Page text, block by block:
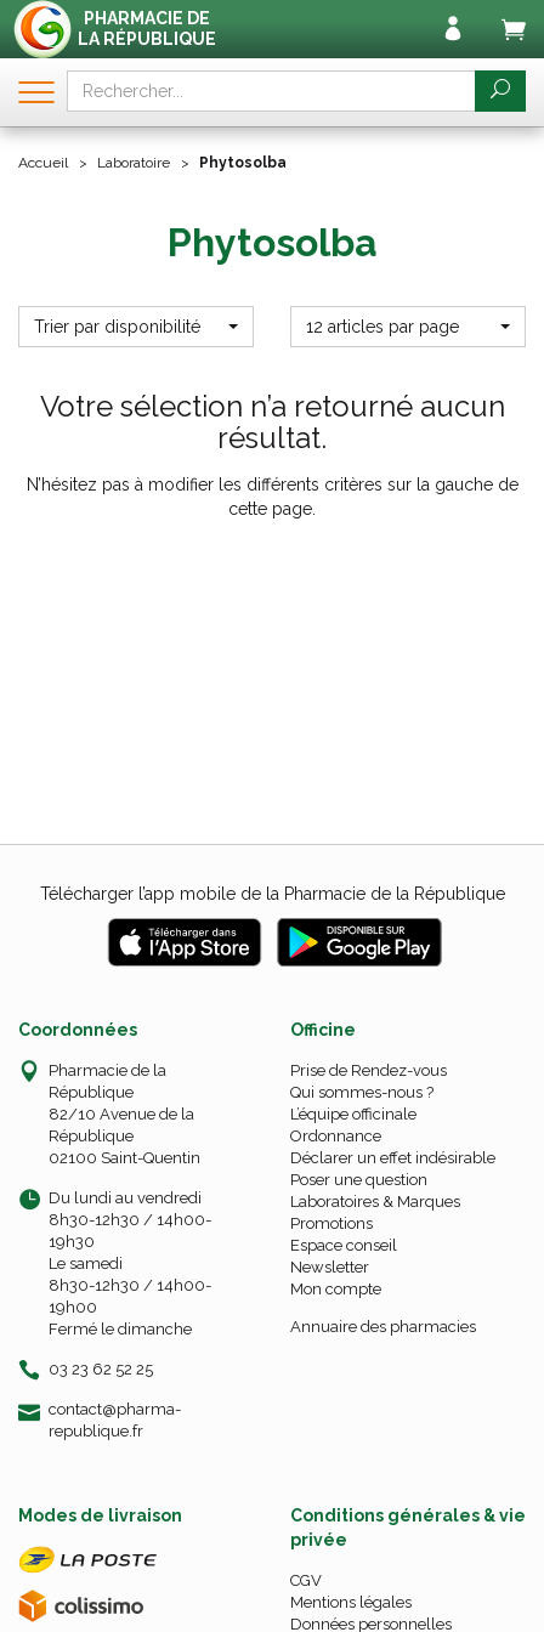
PHARMACIE DE
LA RÉPUBLIQUE
Accueil Laboratoire Phytosolba
Phytosolba
Trier par disponibilité 12 articles par page
Votre sélection n’a retourné aucun
résultat.
N’hésitez pas à modifier les différents critères sur la gauche de
cette page.
Télécharger l’app mobile de la Pharmacie de la République
Coordonnées
Pharmacie de la
République
82/10 Avenue de la
République
02100 Saint-Quentin
Du lundi au vendredi
8h30-12h30 / 14h00-
19h30
Le samedi
8h30-12h30 / 14h00-
19h00
Fermé le dimanche
03 23 62 52 25
contact-
@-
pharma-
republique.fr
Officine
Prise de Rendez-vous
Qui sommes-nous ?
L’équipe officinale
Ordonnance
Déclarer un effet indésirable
Poser une question
Laboratoires & Marques
Promotions
Espace conseil
Newsletter
Mon compte
Annuaire des pharmacies
Modes de livraison
Conditions générales & vie
privée
CGV
Mentions légales
Données personnelles